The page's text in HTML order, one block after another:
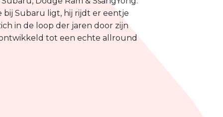
bij Subaru ligt, hij rijdt er eentje
in de loop der jaren door zijn
tot een echte allround